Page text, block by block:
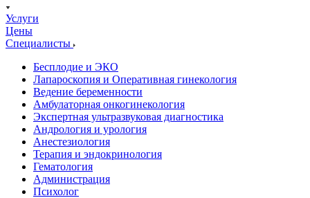
Услуги
Цены
Специалисты
Бесплодие и ЭКО
Лапароскопия и Оперативная гинекология
Ведение беременности
Амбулаторная онкогинекология
Экспертная ультразвуковая диагностика
Андрология и урология
Анестезиология
Терапия и эндокринология
Гематология
Администрация
Психолог